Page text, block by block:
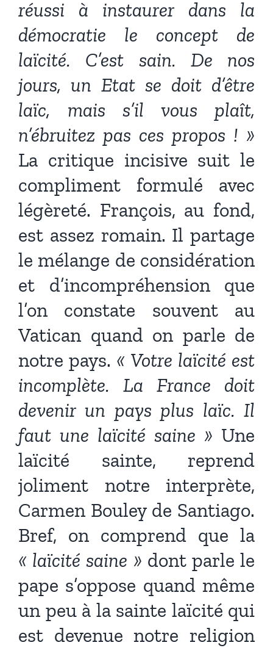
réussi à instaurer dans la
démocratie le concept de
laïcité. C’est sain. De nos
jours, un Etat se doit d’être
laïc, mais s’il vous plaît,
n’ébruitez pas ces propos ! »
La critique incisive suit le
compliment formulé avec
légèreté. François, au fond,
est assez romain. Il partage
le mélange de considération
et d’incompréhension que
l’on constate souvent au
Vatican quand on parle de
notre pays. « Votre laïcité est
incomplète. La France doit
devenir un pays plus laïc. Il
faut une laïcité saine » Une
laïcité sainte, reprend
joliment notre interprète,
Carmen Bouley de Santiago.
Bref, on comprend que la
« laïcité saine » dont parle le
pape s’oppose quand même
un peu à la sainte laïcité qui
est devenue notre religion